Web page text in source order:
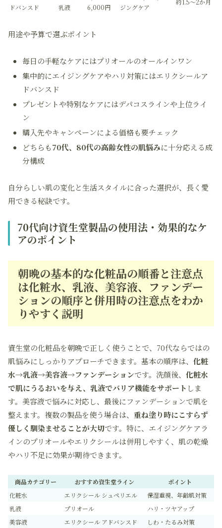
ドバンスド
乳液
6,000円
ジングケア
約1.5～2か月
用途や予算で選ぶポイント
毎日の手軽なケアにはプリオールのオールインワン
集中的にエイジングケアやハリ対策にはエリクシールア
ドバンスド
プレゼントや特別なケアにはデパコスラインや上位ライ
ン
購入先やキャンペーンによる価格も要チェック
どちらも70代、80代の高齢女性の肌悩みに十分応える成
分構成
自分らしい肌の変化と生活スタイルに合った選択が、長く愛
用できる秘訣です。
70代向け資生堂製品の使用法・効果的なケ
アのポイント
朝晩の基本的な化粧品の順番と注意点
は化粧水、乳液、美容液、ファンデー
ションの順序と併用時の注意点をわか
りやすく説明
資生堂の化粧品を朝晩で正しく使うことで、70代ならではの
肌悩みにしっかりアプローチできます。基本の順序は、 化粧
水→乳液→美容液→ファンデーションです。洗顔後、 化粧水
で肌にうるおいを与え、乳液でバリア機能をサポート しま
す。美容液で悩みに対応し、最後にファンデーションで肌を
整えます。複数の製品を使う場合は、 重ね塗り時にこすらず
優しく馴染ませることが大切です。特に、エイジングケアラ
インのプリオールやエリクシールは併用しやすく、肌の乾燥
やハリ不足に効果が期待できます。
商品カテゴリー おすすめ資生堂ライン
ポイント
化粧水
エリクシール シュペリエル
保湿重視、年齢肌対策
乳液
プリオール
ハリ・ツヤアップ
美容液
エリクシール アドバンスド
しわ・たるみ対策